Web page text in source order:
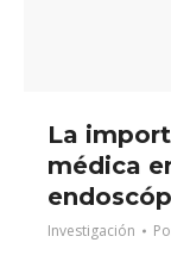
La
médica
Investigación